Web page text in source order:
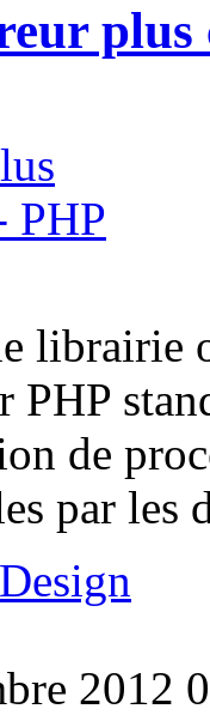
librairie
PHP
de
par les
2012